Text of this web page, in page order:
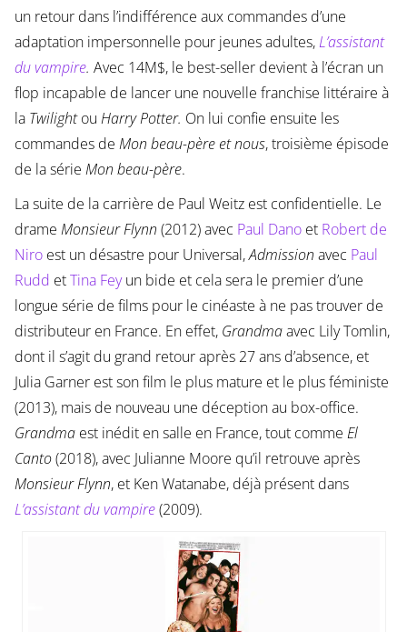
un retour dans l’indifférence aux commandes d’une
adaptation impersonnelle pour jeunes adultes,L’assistant
du vampire. Avec 14M$, le best-seller devient à l’écran un
flop incapable de lancer une nouvelle franchise littéraire à
la Twilightou Harry Potter. On lui confie ensuite les
commandes de Mon beau-père et nous, troisième épisode
de la série Mon beau-père.
La suite de la carrière de Paul Weitz est confidentielle. Le
drame Monsieur Flynn (2012) avec Paul Danoet Robert de
Niroest un désastre pour Universal,Admission avec Paul
Rudd etTina Feyun bide et cela sera le premier d’une
longue série de films pour le cinéaste à ne pas trouver de
distributeur en France. En effet, Grandmaavec Lily Tomlin,
dont il s’agit du grand retour après 27 ans d’absence, et
Julia Garner est son film le plus mature et le plus féministe
(2013), mais de nouveau une déception au box-office.
Grandmaest inédit en salle en France, tout comme El
Canto(2018), avec Julianne Moore qu’il retrouve après
Monsieur Flynn, et Ken Watanabe, déjà présent dans
L’assistant du vampire(2009).